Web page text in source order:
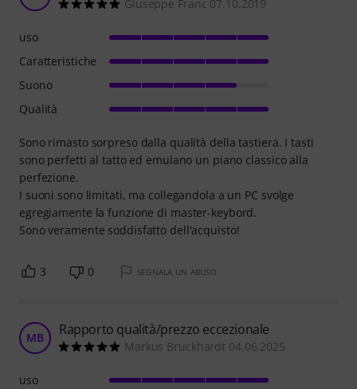
Giuseppe Franc 07.10.2019
Sono rimasto sorpreso dalla qualità della tastiera. I tasti
sono perfetti al tatto ed emulano un piano classico alla
perfezione.
I suoni sono limitati, ma collegandola a un PC svolge
egregiamente la funzione di master-keybord.
Sono veramente soddisfatto dell'acquisto!
uso
Caratteristiche
Suono
Qualità
3 0 SEGNALA UN ABUSO
MB Rapporto qualità/prezzo eccezionale
Markus Bruckhardt 04.06.2025
uso